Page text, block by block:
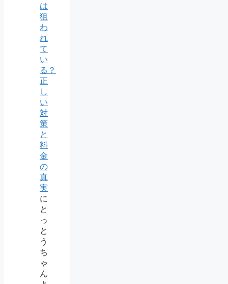
は
狙
わ
れ
て
い
る？
正
し
い
対
策
と
料
金
の
真
実
に
と
っ
と
う
ち
ゃ
ん